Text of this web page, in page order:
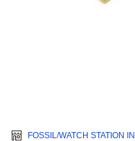
FOSSIL/WATCH STATION